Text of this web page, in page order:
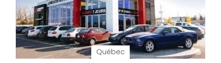
Québec